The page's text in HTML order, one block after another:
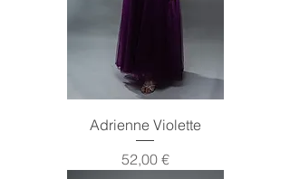
Adrienne Violette
Prix
52,00 €